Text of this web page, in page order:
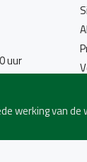
uur
werking van